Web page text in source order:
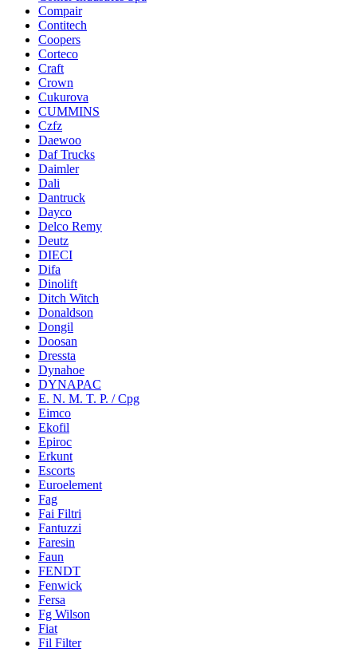
Compair
Contitech
Coopers
Corteco
Craft
Crown
Cukurova
CUMMINS
Czfz
Daewoo
Daf Trucks
Daimler
Dali
Dantruck
Dayco
Delco Remy
Deutz
DIECI
Difa
Dinolift
Ditch Witch
Donaldson
Dongil
Doosan
Dressta
Dynahoe
DYNAPAC
E. N. M. T. P. / Cpg
Eimco
Ekofil
Epiroc
Erkunt
Escorts
Euroelement
Fag
Fai Filtri
Fantuzzi
Faresin
Faun
FENDT
Fenwick
Fersa
Fg Wilson
Fiat
Fil Filter